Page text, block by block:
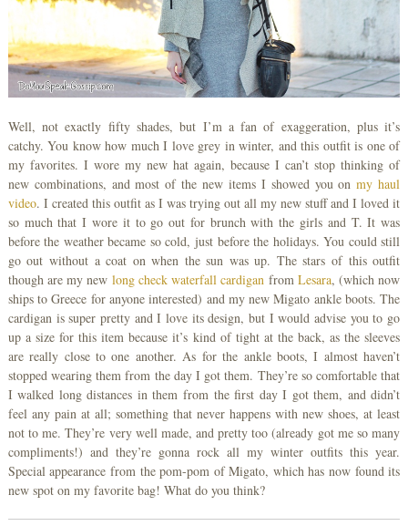
Well, not exactly fifty shades, but I’m a fan of exaggeration, plus it’s
catchy. You know how much I love grey in winter, and this outfit is one of
my favorites. I wore my new hat again, because I can’t stop thinking of
new combinations, and most of the new items I showed you onmy haul
video. I created this outfit as I was trying out all my new stuff and I loved it
so much that I wore it to go out for brunch with the girls and T. It was
before the weather became so cold, just before the holidays. You could still
go out without a coat on when the sun was up. The stars of this outfit
though are my new long check waterfall cardigan from Lesara, (which now
ships to Greece for anyone interested) and my new Migato ankle boots. The
cardigan is super pretty and I love its design, but I would advise you to go
up a size for this item because it’s kind of tight at the back, as the sleeves
are really close to one another. As for the ankle boots, I almost haven’t
stopped wearing them from the day I got them. They’re so comfortable that
I walked long distances in them from the first day I got them, and didn’t
feel any pain at all; something that never happens with new shoes, at least
not to me. They’re very well made, and pretty too (already got me so many
compliments!) and they’re gonna rock all my winter outfits this year.
Special appearance from the pom-pom of Migato, which has now found its
new spot on my favorite bag! What do you think?